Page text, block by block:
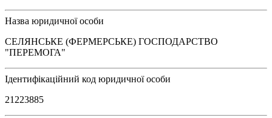
Назва юридичної особи
СЕЛЯНСЬКЕ (ФЕРМЕРСЬКЕ) ГОСПОДАРСТВО
"ПЕРЕМОГА"
Ідентифікаційний код юридичної особи
21223885